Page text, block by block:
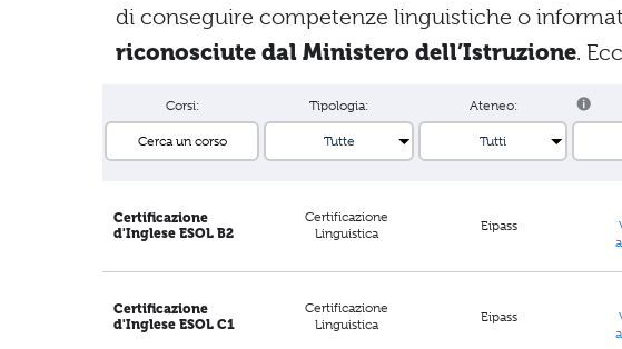
di conseguire competenze linguistiche o
riconosciute dal Ministero dell’Istruzione.
Corsi: Tipologia: Ateneo:
Certificazione
d'Inglese ESOL B2
Certificazione
Linguistica
Eipass
Certificazione
d'Inglese ESOL C1
Certificazione
Linguistica
Eipass